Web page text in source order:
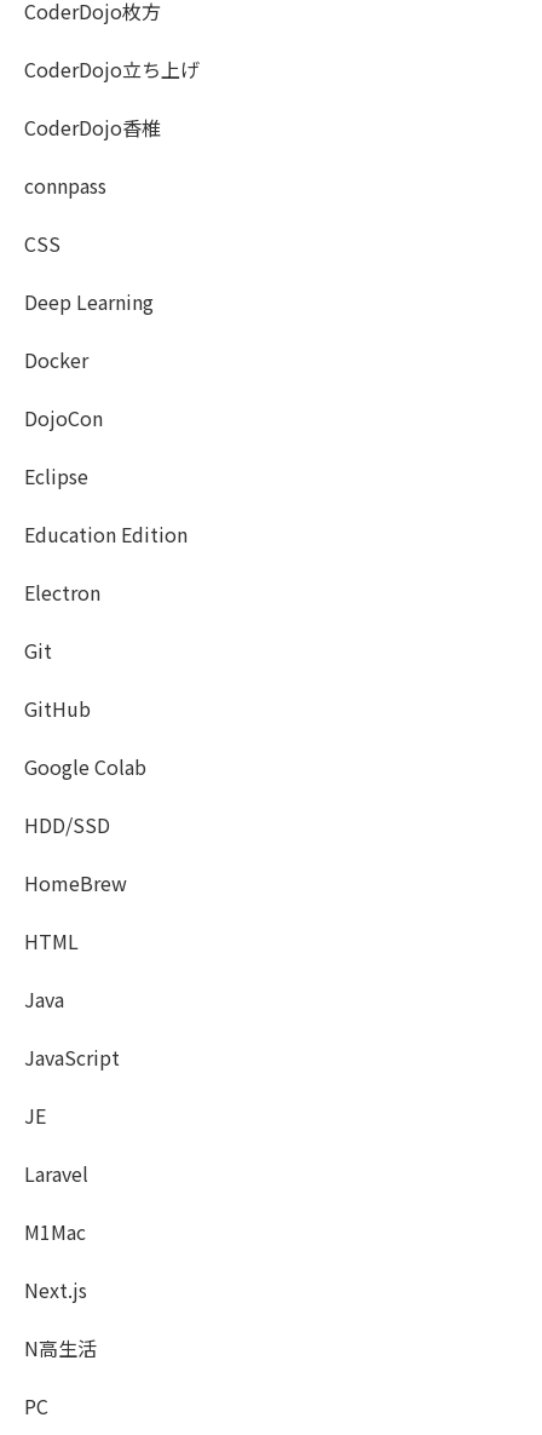
CoderDojo枚方
CoderDojo立ち上げ
CoderDojo香椎
connpass
CSS
Deep Learning
Docker
DojoCon
Eclipse
Education Edition
Electron
Git
GitHub
Google Colab
HDD/SSD
HomeBrew
HTML
Java
JavaScript
JE
Laravel
M1Mac
Next.js
N高生活
PC